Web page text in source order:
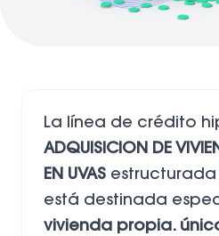
La línea de crédito
ADQUISICION DE
EN UVAS
está destinada
vivienda propia.